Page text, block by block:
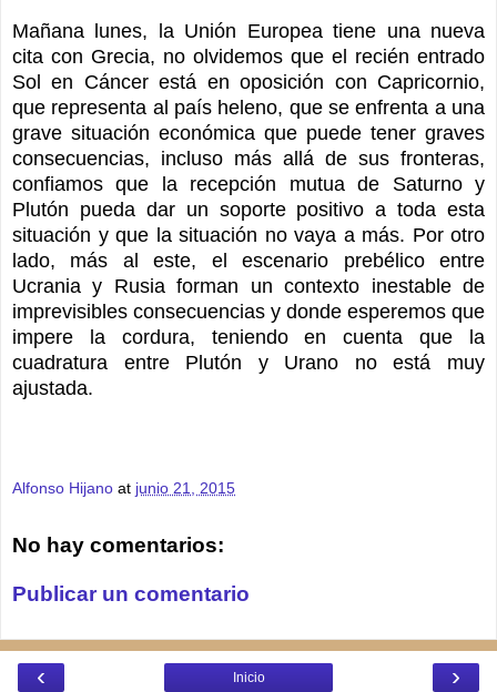
Mañana lunes, la Unión Europea tiene una nueva
cita con Grecia, no olvidemos que el recién entrado
Sol en Cáncer está en oposición con Capricornio,
que representa al país heleno, que se enfrenta a una
grave situación económica que puede tener graves
consecuencias, incluso más allá de sus fronteras,
confiamos que la recepción mutua de Saturno y
Plutón pueda dar un soporte positivo a toda esta
situación y que la situación no vaya a más. Por otro
lado, más al este, el escenario prebélico entre
Ucrania y Rusia forman un contexto inestable de
imprevisibles consecuencias y donde esperemos que
impere la cordura, teniendo en cuenta que la
cuadratura entre Plutón y Urano no está muy
ajustada.
Alfonso Hijano at junio 21, 2015
No hay comentarios:
Publicar un comentario
‹ ›
Inicio